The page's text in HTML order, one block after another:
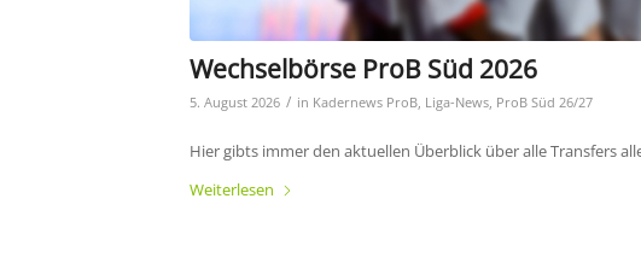
Wechselbörse ProB Süd 2026
5. August 2026 / in Kadernews ProB Liga-News ProB Süd 26/27
Hier gibts immer den aktuellen Überblick über alle Transfers
Weiterlesen